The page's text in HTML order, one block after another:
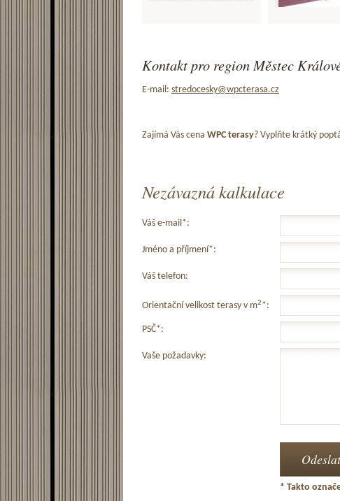
Kontakt pro region Městec
E-mail: stredocesky@wpcterasa.cz
Zajímá Vás cena WPC terasy? Vyplňte krátký
Nezávazná kalkulace
Váš e-mail*:
Jméno a příjmení*:
Váš telefon:
Orientační velikost terasy v m2*:
PSČ*:
Vaše požadavky:
* Takto